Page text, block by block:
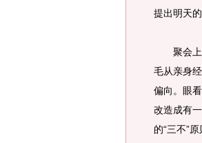
提出明天
聚会上，
毛从亲身
偏向。眼
改造成有
的“三不”